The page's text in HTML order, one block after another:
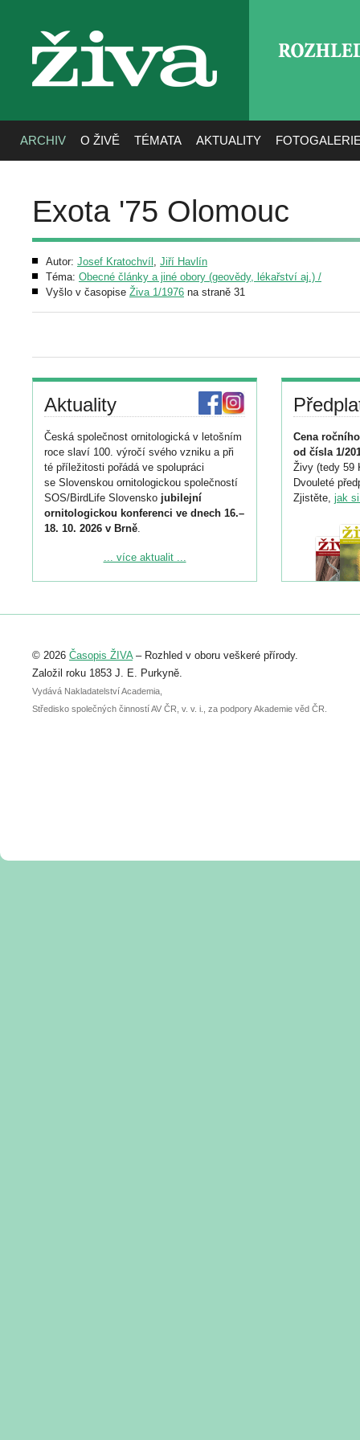
živa
ARCHIV O ŽIVĚ TÉMATA AKTUALITY
Exota '75 Olomouc
Autor: Josef Kratochvíl , Jiří Havlín
Téma: Obecné články a jiné obory (geovědy, lékařství aj.) /
Vyšlo v časopise Živa 1/1976 na straně 31
Aktuality
Česká společnost ornitologická v letošním
roce slaví 100. výročí svého vzniku a při
té příležitosti pořádá ve spolupráci
se Slovenskou ornitologickou společností
SOS/BirdLife Slovensko jubilejní
ornitologickou konferenci ve dnech 16.–
18. 10. 2026 v Brně.
Podrobnější informace ke konferenci
Registrovat se můžete do 6. září.
abstraktu přihlášené přednášky nebo
posteru je už 30. června.
... více aktualit ...
Cena
od čísla 1/
Živy (tedy 59
Dvouleté
Zjistěte, jak
© 2026 Časopis ŽIVA– Rozhled v oboru veškeré přírody.
Založil roku 1853 J. E. Purkyně.
Vydává Nakladatelství Academia,
Středisko společných činností AV ČR, v. v. i., za podpory Akademie věd ČR.